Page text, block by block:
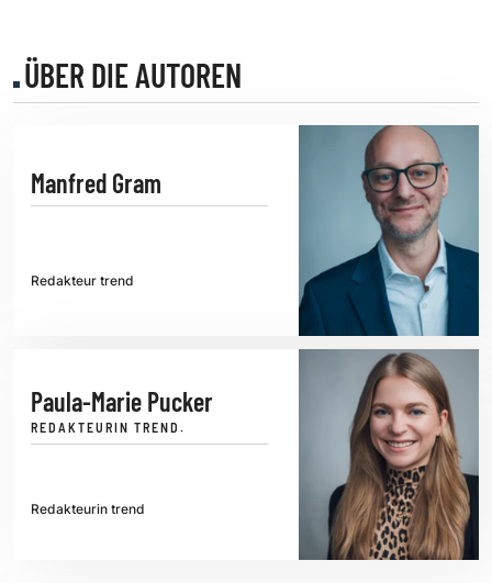
ÜBER DIE AUTOREN
Manfred Gram
Redakteur trend
Paula-Marie Pucker
REDAKTEURIN TREND.
Redakteurin trend